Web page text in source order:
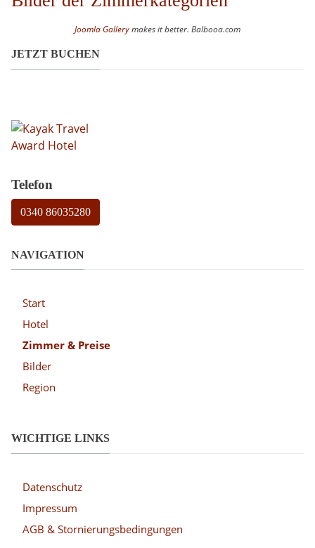
Joomla Gallerymakes it better. Balbooa.com
JETZT BUCHEN
Telefon
0340 86035280
NAVIGATION
Start
Hotel
Zimmer & Preise
Bilder
Region
WICHTIGE LINKS
Datenschutz
Impressum
AGB & Stornierungsbedingungen